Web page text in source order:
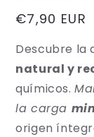
Precio
€7,90 EUR
Descubre la
natural y
químicos.
la carga
origen